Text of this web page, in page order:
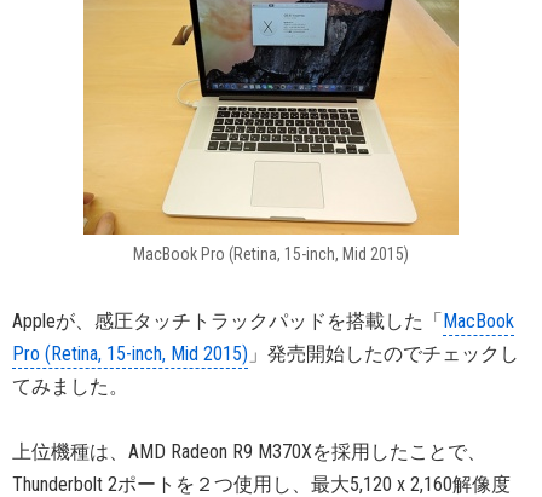
MacBook Pro (Retina, 15-inch, Mid 2015)
Appleが、感圧タッチトラックパッドを搭載した「MacBook
Pro (Retina, 15-inch, Mid 2015) 」発売開始したのでチェックし
てみました。
上位機種は、AMD Radeon R9 M370Xを採用したことで、
Thunderbolt 2ポートを２つ使用し、最大5,120 x 2,160解像度